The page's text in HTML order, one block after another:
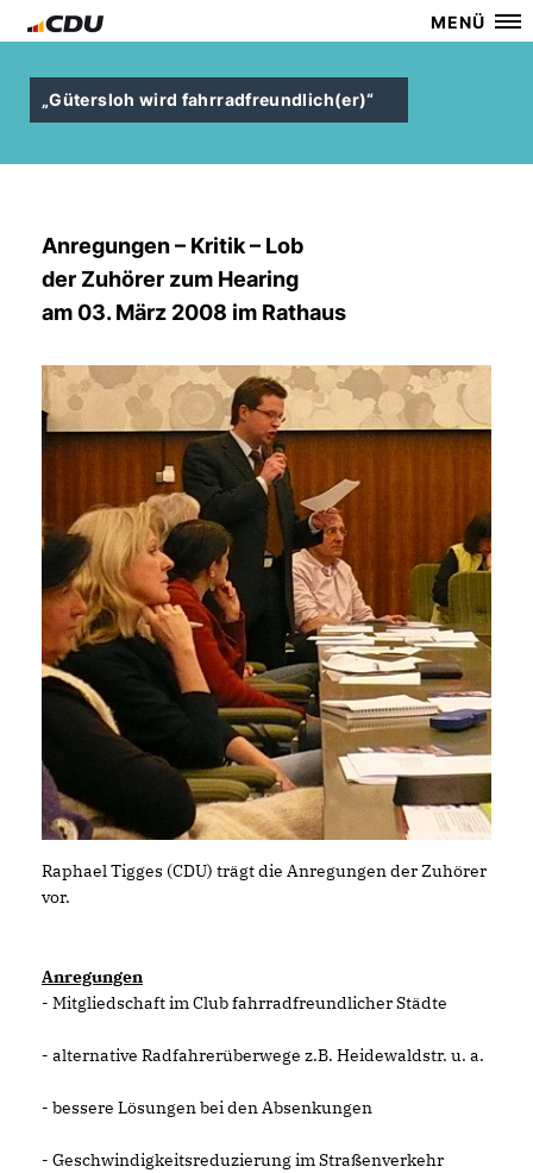
MENÜ
Gütersloh wird fahrradfreundlich(er)“
Anregungen – Kritik – Lob
der Zuhörer zum Hearing
am 03. März 2008 im Rathaus
Raphael Tigges (CDU) trägt die Anregungen der Zuhörer
vor.
Anregungen
- Mitgliedschaft im Club fahrradfreundlicher Städte
- alternative Radfahrerüberwege z.B. Heidewaldstr. u. a.
- bessere Lösungen bei den Absenkungen
- Geschwindigkeitsreduzierung im Straßenverkehr